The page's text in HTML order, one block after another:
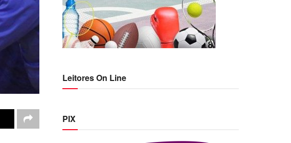
Leitores On Line
PIX